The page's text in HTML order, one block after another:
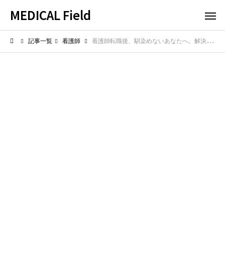
MEDICAL Field
記事一覧 看護師 看護師転職後、馴染めないあなたへ。解決策はこれだ！